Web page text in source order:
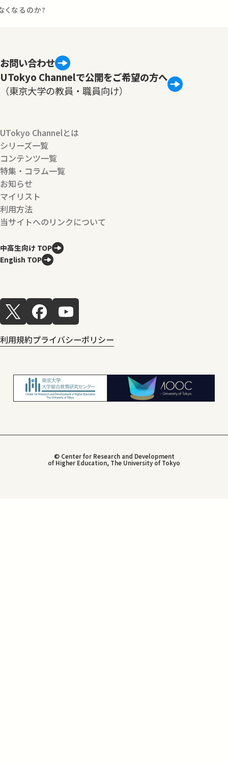
くなるのか?
お問い合わせ
UTokyo Channelで公開をご希望の方へ
（東京大学の教員・職員向け）
UTokyo Channelとは
シリーズ一覧
コンテンツ一覧
特集・コラム一覧
お知らせ
マイリスト
利用方法
当サイトへのリンクについて
中高生向け TOP
English TOP
利用規約プライバシーポリシー
© Center for Research and Development
of Higher Education, The University of Tokyo